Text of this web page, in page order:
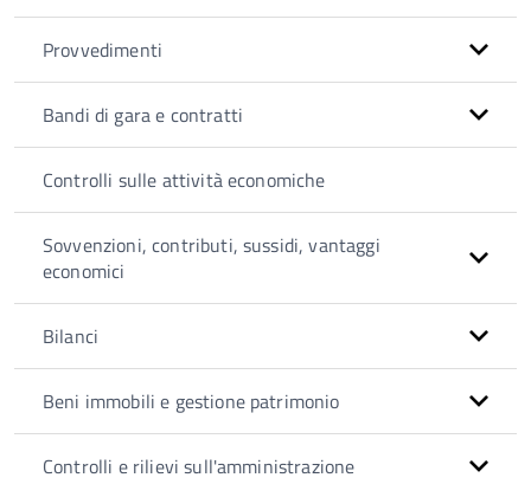
Provvedimenti
Bandi di gara e contratti
Controlli sulle attività economiche
Sovvenzioni, contributi, sussidi, vantaggi
economici
Bilanci
Beni immobili e gestione patrimonio
Controlli e rilievi sull'amministrazione